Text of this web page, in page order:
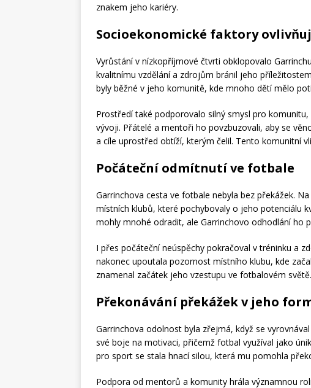
znakem jeho kariéry.
Socioekonomické faktory
Vyrůstání v nízkopříjmové čtvrti obklopovalo
kvalitnímu vzdělání a zdrojům bránil jeho
byly běžné v jeho komunitě, kde mnoho dětí mělo
Prostředí také podporovalo silný smysl pro
vývoji. Přátelé a mentoři ho povzbuzovali, aby se
a cíle uprostřed obtíží, kterým čelil. Tento komunitní
Počáteční odmítnutí ve fotbale
Garrinchova cesta ve fotbale nebyla bez překážek.
místních klubů, které pochybovaly o jeho potenciálu
mohly mnohé odradit, ale Garrinchovo odhodlání ho
I přes počáteční neúspěchy pokračoval v tréninku a
nakonec upoutala pozornost místního klubu, kde
znamenal začátek jeho vzestupu ve fotbalovém světě.
Překonávání překážek v jeho
Garrinchova odolnost byla zřejmá, když se
své boje na motivaci, přičemž fotbal využíval jako
pro sport se stala hnací silou, která mu pomohla
Podpora od mentorů a komunity hrála významnou